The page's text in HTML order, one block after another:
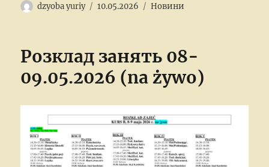
Author
dzyoba yuriy
Posted
10.05.2026 Categories
Новини
Розклад занять 08-
09.05.2026 (na żywo)